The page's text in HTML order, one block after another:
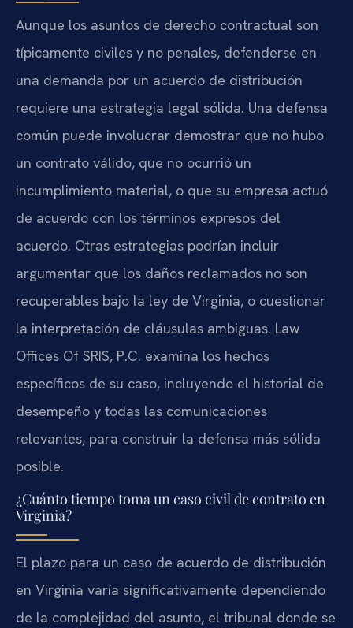
Aunque los asuntos de derecho contractual son
típicamente civiles y no penales, defenderse en
una demanda por un acuerdo de distribución
requiere una estrategia legal sólida. Una defensa
común puede involucrar demostrar que no hubo
un contrato válido, que no ocurrió un
incumplimiento material, o que su empresa actuó
de acuerdo con los términos expresos del
acuerdo. Otras estrategias podrían incluir
argumentar que los daños reclamados no son
recuperables bajo la ley de Virginia, o cuestionar
la interpretación de cláusulas ambiguas. Law
Offices Of SRIS, P.C. examina los hechos
específicos de su caso, incluyendo el historial de
desempeño y todas las comunicaciones
relevantes, para construir la defensa más sólida
posible.
¿Cuánto tiempo toma un caso civil de contrato en
Virginia?
El plazo para un caso de acuerdo de distribución
en Virginia varía significativamente dependiendo
de la complejidad del asunto, el tribunal donde se